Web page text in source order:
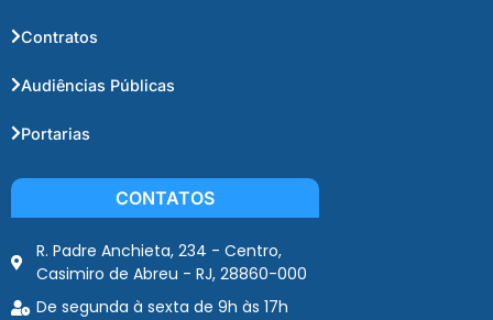
Contratos
Audiências Públicas
Portarias
CONTATOS
R. Padre Anchieta, 234 - Centro,
Casimiro de Abreu - RJ, 28860-000
De segunda à sexta de 9h às 17h